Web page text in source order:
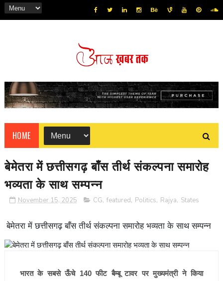
HOME
बेमेतरा में छत्तीसगढ़ बाँस तीर्थ संकल्पना समारोह
भव्यता के साथ सम्पन्न
November 15, 2025 CG, featured, Politics, Rajya, States
बेमेतरा में छत्तीसगढ़ बाँस तीर्थ संकल्पना समारोह भव्यता के साथ सम्पन्न
भारत के सबसे ऊँचे 140 फीट बैम्बू टावर पर मुख्यमंत्री ने किया